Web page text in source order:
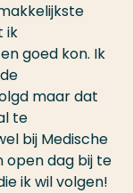
ik
goed kon. Ik
maar dat
te
bij Medische
open dag bij te
ik wil volgen!